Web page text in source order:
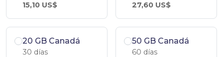
15,10 US$
27,60 US$
20 GB Canadá
30 días
50 GB Canadá
60 días